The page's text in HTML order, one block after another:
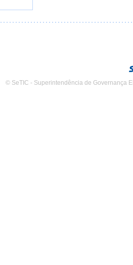
© SeTIC - Superintendência de Governança